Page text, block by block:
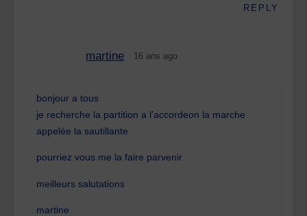
REPLY
martine 16 ans ago
bonjour a tous
je recherche la partition a l’accordeon la marche
appelée la sautillante
pourriez vous me la faire parvenir
meilleurs salutations
martine